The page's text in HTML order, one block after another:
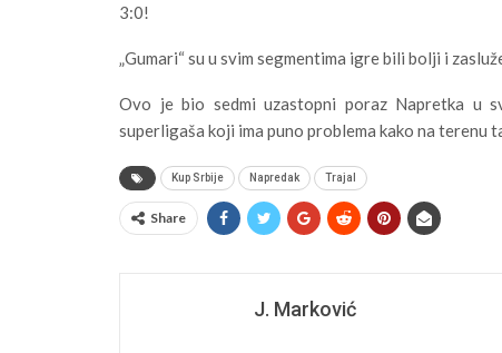
3:0!
„Gumari“ su u svim segmentima igre bili bolji i
Ovo je bio sedmi uzastopni poraz Napretka u
superligaša koji ima puno problema kako na terenu
Kup Srbije Napredak Trajal
Share
J. Marković